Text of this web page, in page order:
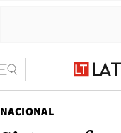
NACIONAL